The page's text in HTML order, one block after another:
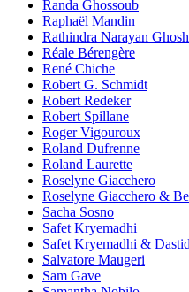
Randa Ghossoub
Raphaël Mandin
Rathindra Narayan Ghosh
Réale Bérengère
René Chiche
Robert G. Schmidt
Robert Redeker
Robert Spillane
Roger Vigouroux
Roland Dufrenne
Roland Laurette
Roselyne Giacchero
Roselyne Giacchero &
Sacha Sosno
Safet Kryemadhi
Safet Kryemadhi &
Salvatore Maugeri
Sam Gave